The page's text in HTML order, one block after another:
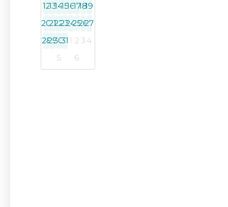
1213141516171819
2021222324252627
282930311 2 3 4
5
6